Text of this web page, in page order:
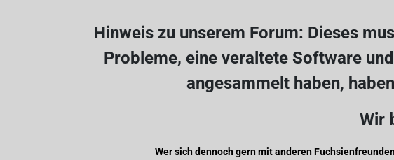
Hinweis zu unserem Forum: Dieses
Probleme, eine veraltete Software
angesammelt haben,
Wir
Wer sich dennoch gern mit anderen